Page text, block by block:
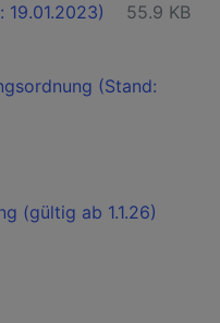
19.01.2023) 55.9 KB
(Stand:
(gültig ab 1.1.26)